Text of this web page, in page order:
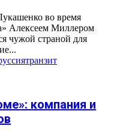
во время
Алексеем Миллером
чужой страной для
транзит
компания и